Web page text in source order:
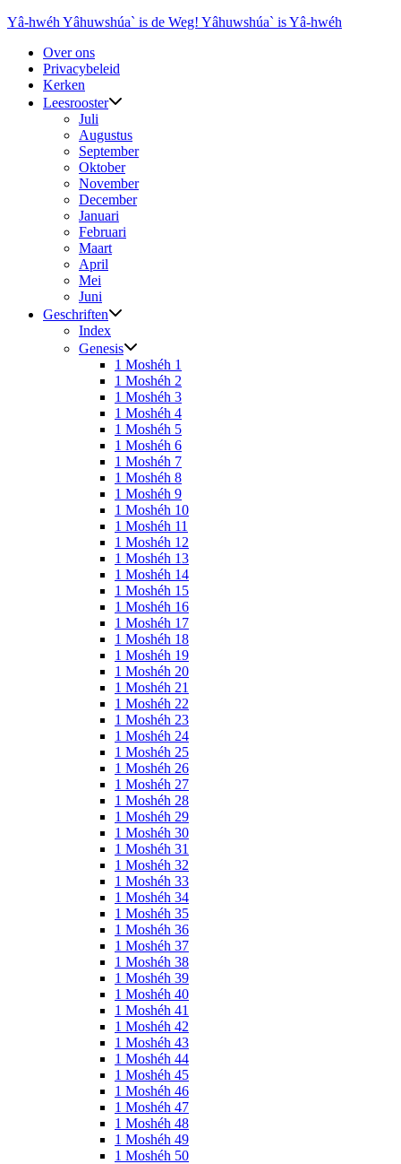
Ga
inhoud
Yâ-hwéh Yâhuwshúa` is de Weg! Yâhuwshúa` is Yâ-hwéh
Over ons
Privacybeleid
Kerken
Leesrooster
Juli
Augustus
September
Oktober
November
December
Januari
Februari
Maart
April
Mei
Juni
Geschriften
Index
Genesis
1 Moshéh 1
1 Moshéh 2
1 Moshéh 3
1 Moshéh 4
1 Moshéh 5
1 Moshéh 6
1 Moshéh 7
1 Moshéh 8
1 Moshéh 9
1 Moshéh 10
1 Moshéh 11
1 Moshéh 12
1 Moshéh 13
1 Moshéh 14
1 Moshéh 15
1 Moshéh 16
1 Moshéh 17
1 Moshéh 18
1 Moshéh 19
1 Moshéh 20
1 Moshéh 21
1 Moshéh 22
1 Moshéh 23
1 Moshéh 24
1 Moshéh 25
1 Moshéh 26
1 Moshéh 27
1 Moshéh 28
1 Moshéh 29
1 Moshéh 30
1 Moshéh 31
1 Moshéh 32
1 Moshéh 33
1 Moshéh 34
1 Moshéh 35
1 Moshéh 36
1 Moshéh 37
1 Moshéh 38
1 Moshéh 39
1 Moshéh 40
1 Moshéh 41
1 Moshéh 42
1 Moshéh 43
1 Moshéh 44
1 Moshéh 45
1 Moshéh 46
1 Moshéh 47
1 Moshéh 48
1 Moshéh 49
1 Moshéh 50